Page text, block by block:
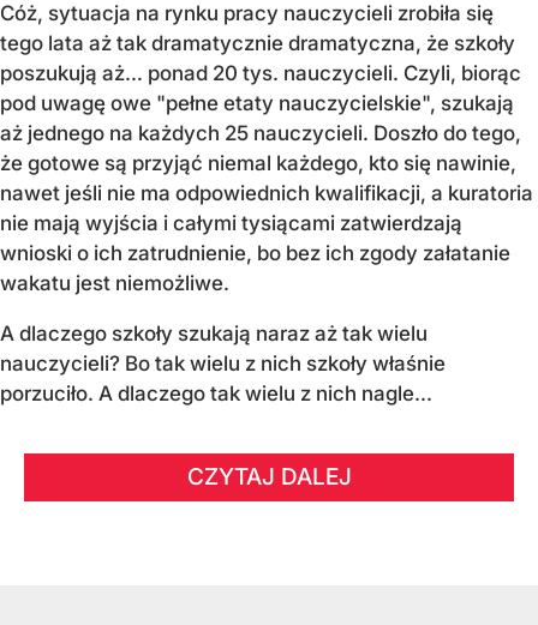
Cóż, sytuacja na rynku pracy nauczycieli zrobiła się
tego lata aż tak dramatycznie dramatyczna, że szkoły
poszukują aż… ponad 20 tys. nauczycieli. Czyli, biorąc
pod uwagę owe "pełne etaty nauczycielskie", szukają
aż jednego na każdych 25 nauczycieli. Doszło do tego,
że gotowe są przyjąć niemal każdego, kto się nawinie,
nawet jeśli nie ma odpowiednich kwalifikacji, a kuratoria
nie mają wyjścia i całymi tysiącami zatwierdzają
wnioski o ich zatrudnienie, bo bez ich zgody załatanie
wakatu jest niemożliwe.
A dlaczego szkoły szukają naraz aż tak wielu
nauczycieli? Bo tak wielu z nich szkoły właśnie
porzuciło. A dlaczego tak wielu z nich nagle...
CZYTAJ DALEJ